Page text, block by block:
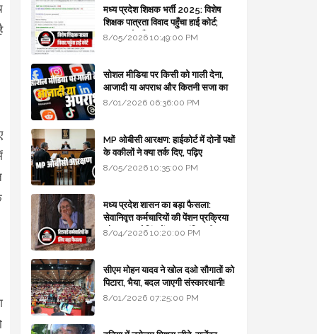
मध्य प्रदेश शिक्षक भर्ती 2025: विशेष
शिक्षक पात्रता विवाद पहुँचा हाई कोर्ट;
सरकार से माँगा जवाब
8/05/2026 10:49:00 PM
सोशल मीडिया पर किसी को गाली देना,
आजादी या अपराध और कितनी सजा का
प्रावधान - free legal advice
8/01/2026 06:36:00 PM
MP ओबीसी आरक्षण: हाईकोर्ट में दोनों पक्षों
के वकीलों ने क्या तर्क दिए, पढ़िए
8/05/2026 10:35:00 PM
मध्य प्रदेश शासन का बड़ा फैसला:
सेवानिवृत्त कर्मचारियों की पेंशन प्रक्रिया
और बजट कोडिंग में हुए क्रांतिकारी
8/04/2026 10:20:00 PM
सीएम मोहन यादव ने खोल दओ सौगातों को
पिटारा, भैया, बदल जाएगी संस्कारधानी!
8/01/2026 07:25:00 PM